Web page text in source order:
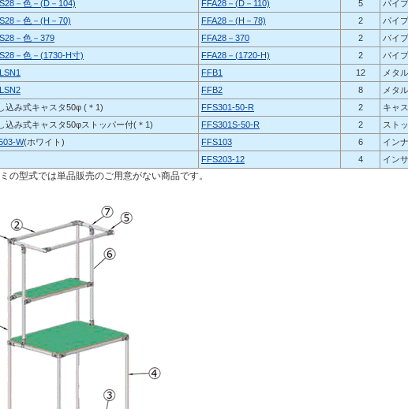
－色－(D－104) FFA28－(D－110) 5
パイ
－色－(H－70) FFA28－(H－78) 2
パイ
－色－379 FFA28－370 2
パイ
－色－(1730-H寸) FFA28－(1720-H) 2
パイ
FFB1 12
メタ
FFB2 8
メタ
込み式キャスタ50φ (＊1) FFS301-50-R 2
キャ
込み式キャスタ50φストッパー付(＊1) FFS301S-50-R 2
スト
W(ホワイト) FFS103 6
イン
FFS203-12 4 イン
の型式では単品販売のご用意がない商品です。